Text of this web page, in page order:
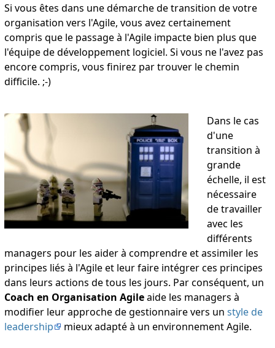
Si vous êtes dans une démarche de transition de votre
organisation vers l'Agile, vous avez certainement
compris que le passage à l'Agile impacte bien plus que
l'équipe de développement logiciel. Si vous ne l'avez pas
encore compris, vous finirez par trouver le chemin
difficile. ;-)
Dans le cas
d'une
transition à
grande
échelle, il est
nécessaire
de travailler
avec les
différents
managers pour les aider à comprendre et assimiler les
principes liés à l'Agile et leur faire intégrer ces principes
dans leurs actions de tous les jours. Par conséquent, un
Coach en Organisation Agileaide les managers à
modifier leur approche de gestionnaire vers un style de
leadership
mieux adapté à un environnement Agile.